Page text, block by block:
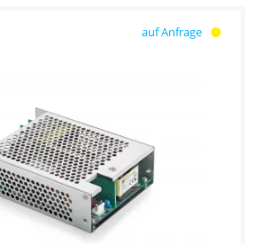
auf Anfrage